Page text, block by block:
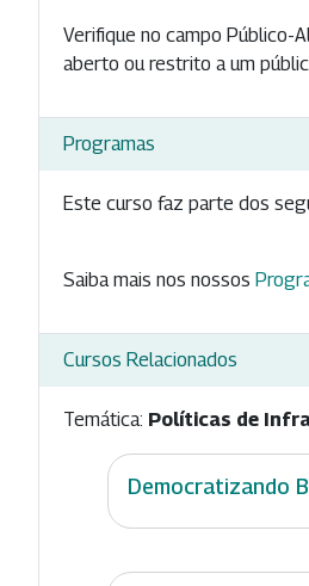
Verifique no campo Público-
aberto ou restrito a um
Programas
Este curso faz parte dos
Saiba mais nos nossos
Cursos Relacionados
Temática: Políticas de
Democratizando